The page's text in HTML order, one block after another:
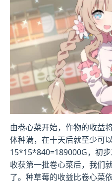
由卷心菜开始，作物的收益
体种满，在十天后就至少可
15*15*840=189000G，初步
收获第一批卷心菜后，我们
了。种草莓的收益比卷心菜